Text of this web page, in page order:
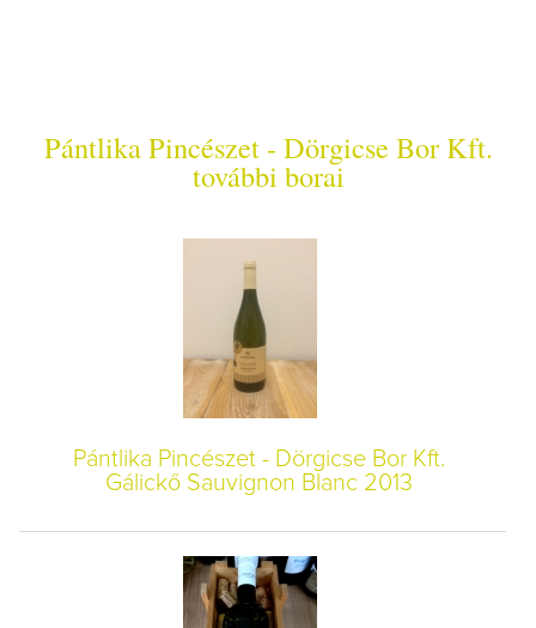
Pántlika Pincészet - Dörgicse Bor Kft.
további borai
Pántlika Pincészet - Dörgicse Bor Kft.
Gálickő Sauvignon Blanc 2013